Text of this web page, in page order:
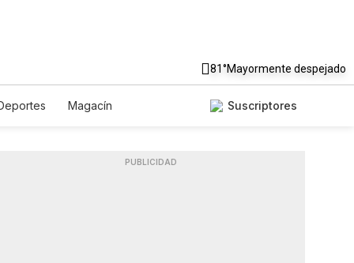
81°Mayormente despejado
Magacín
Suscriptores
PUBLICIDAD